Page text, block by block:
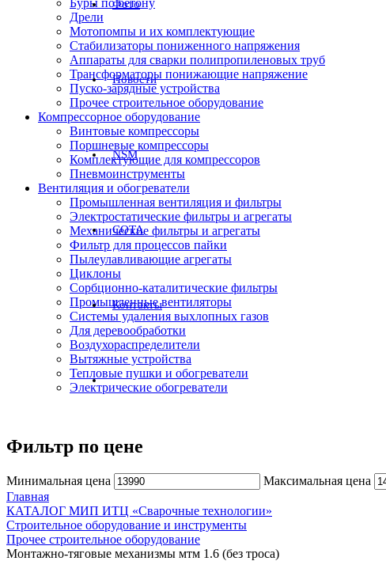
Фото
Новости
NSM
СОТА
Контакты
Дрели
Мотопомпы и их комплектующие
Стабилизаторы пониженного напряжения
Аппараты для сварки полипропиленовых труб
Трансформаторы понижающие напряжение
Пуско-зарядные устройства
Прочее строительное оборудование
Компрессорное оборудование
Винтовые компрессоры
Поршневые компрессоры
Комплектующие для компрессоров
Пневмоинструменты
Вентиляция и обогреватели
Промышленная вентиляция и фильтры
Электростатические фильтры и агрегаты
Механические фильтры и агрегаты
Фильтр для процессов пайки
Пылеулавливающие агрегаты
Циклоны
Сорбционно-каталитические фильтры
Промышленные вентиляторы
Системы удаления выхлопных газов
Для деревообработки
Воздухораспределители
Вытяжные устройства
Тепловые пушки и обогреватели
Электрические обогреватели
Фильтр по цене
Минимальная цена Максимальная цена
Главная
КАТАЛОГ МИП ИТЦ «Сварочные технологии»
Строительное оборудование и инструменты
Прочее строительное оборудование
Монтажно-тяговые механизмы мтм 1.6 (без троса)